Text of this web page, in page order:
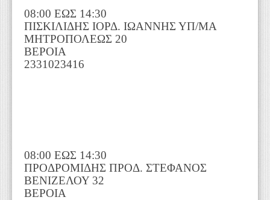
08:00 ΕΩΣ 14:30
ΠΙΣΚΙΛΙΔΗΣ ΙΟΡΔ. ΙΩΑΝΝΗΣ ΥΠ/ΜΑ
ΜΗΤΡΟΠΟΛΕΩΣ 20
ΒΕΡΟΙΑ
2331023416
08:00 ΕΩΣ 14:30
ΠΡΟΔΡΟΜΙΔΗΣ ΠΡΟΔ. ΣΤΕΦΑΝΟΣ
ΒΕΝΙΖΕΛΟΥ 32
ΒΕΡΟΙΑ